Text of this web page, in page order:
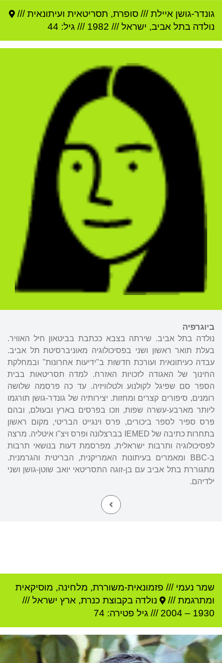
גונדר-גושן איילת/// סופרת, תסריטאית ועיתונאית ///
נולדה בתל אביב, ישראל///
1982 /// גיל: 44
ביוגרפיה
נולדה בתל אביב. שירתה בצבא ככתבת בביטאון חיל האוויר.
בעלת תואר ראשון ושני בפסיכולוגיה מאוניברסיטת תל אביב.
עבדה כעיתונאית ועורכת חדשות ב"ידיעות אחרונות" ובמחלקת
החינוך של האגודה לזכויות האזרח. למדה תסריטאות בבית
הספר סם שפיגל לקולנוע ולטלוויזיה. עד כה פרסמה שלושה
רומנים, סיפורים קצרים ומחזות. יצירותיה של גונדר-גושן תורגמו
ליותר מארבע-עשרה שפות, וזכו בפרסים בארץ ובעולם, ובהם
פרס ספיר לספר ביכורים, פרס וינגייט הבריטי, מקום ראשון
בתחרות כתיבה של IEMED בברצלונה ופרס ויצ"ו איטליה. מרצה
לפסיכולוגיה ותרבות ישראלית, מפרסמת דעות בנושאי תרבות
ב-BBC ומאמרים בעיתונות האמריקנית, הבריטית והגרמנית.
מתגוררת בתל אביב עם בן-זוגה התסריטאי יואב שוטן-גושן ושני
ילדיהם.
שמר נעמי /// פזמונאית-משוררת, מלחינה, מוסיקאית
ומתרגמת ///
נולדה בקבוצת כנרת, ארץ ישראל///
1930
–
2004 /// גיל פטירה: 74